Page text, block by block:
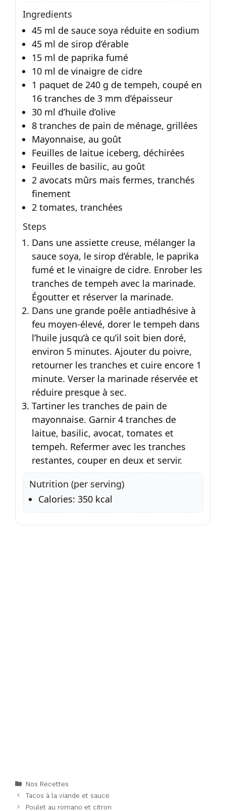
Ingredients
45 ml de sauce soya réduite en sodium
45 ml de sirop d’érable
15 ml de paprika fumé
10 ml de vinaigre de cidre
1 paquet de 240 g de tempeh, coupé en
16 tranches de 3 mm d’épaisseur
30 ml d’huile d’olive
8 tranches de pain de ménage, grillées
Mayonnaise, au goût
Feuilles de laitue iceberg, déchirées
Feuilles de basilic, au goût
2 avocats mûrs mais fermes, tranchés
finement
2 tomates, tranchées
Steps
Dans une assiette creuse, mélanger la
sauce soya, le sirop d’érable, le paprika
fumé et le vinaigre de cidre. Enrober les
tranches de tempeh avec la marinade.
Égoutter et réserver la marinade.
Dans une grande poêle antiadhésive à
feu moyen-élevé, dorer le tempeh dans
l’huile jusqu’à ce qu’il soit bien doré,
environ 5 minutes. Ajouter du poivre,
retourner les tranches et cuire encore 1
minute. Verser la marinade réservée et
réduire presque à sec.
Tartiner les tranches de pain de
mayonnaise. Garnir 4 tranches de
laitue, basilic, avocat, tomates et
tempeh. Refermer avec les tranches
restantes, couper en deux et servir.
Nutrition (per serving)
Calories: 350 kcal
Categories
Nos Recettes
Tacos à la viande et sauce
Poulet au romano et citron